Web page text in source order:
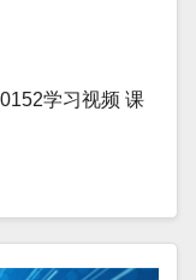
学习视频 课